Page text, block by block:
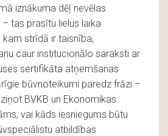
iznākuma dēļ nevēlas
tas prasītu lielus laika
kam strīdā ir taisnība,
caur institucionālo saraksti ar
sertifikāta atņemšanas
būvnoteikumi paredz frāzi –
BVKB un Ekonomikas
vai kāds iesniegums būtu
atbildības